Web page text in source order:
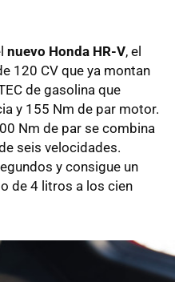
nuevo Honda HR-V, el
120 CV que ya montan
de gasolina que
y 155 Nm de par motor.
Nm de par se combina
seis velocidades.
y consigue un
de 4 litros a los cien